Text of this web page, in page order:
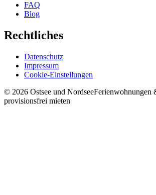
FAQ
Blog
Rechtliches
Datenschutz
Impressum
Cookie-Einstellungen
© 2026 Ostsee und NordseeFerienwohnungen
provisionsfrei mieten